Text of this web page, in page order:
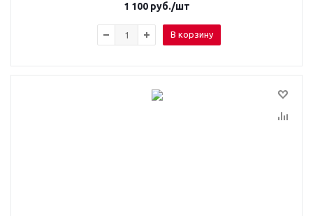
1 100 руб./шт
В корзину